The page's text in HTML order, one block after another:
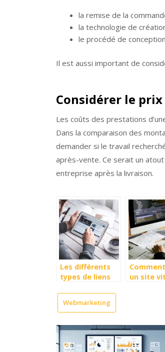
la remise de la
la technologie de
le procédé de
Il est aussi important de
Considérer le
Les coûts des prestations
Dans la comparaison des
demander si le travail
après-vente. Ce serait un
entreprise après la livraison.
Les différents
types de liens
référencement
naturel
un site
Webmarketing